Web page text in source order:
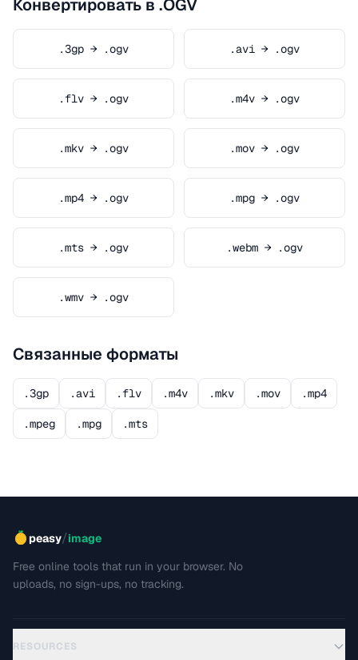
Конвертировать в .OGV
.3gp → .ogv .avi → .ogv
.flv → .ogv .m4v → .ogv
.mkv → .ogv .mov → .ogv
.mp4 → .ogv .mpg → .ogv
.mts → .ogv .webm → .ogv
.wmv → .ogv
Связанные форматы
.3gp .avi .flv .m4v .mkv .mov .mp4
.mpeg .mpg .mts
peasy/image
Free online tools that run in your browser. No
uploads, no sign-ups, no tracking.
RESOURCES